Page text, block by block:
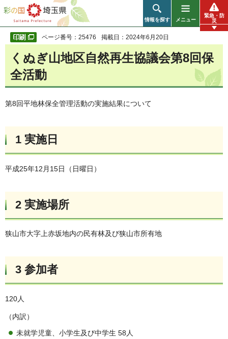
彩の国 埼玉県
情報を探す メニュー
緊急・防
災
ページ番号：25476 掲載日：2024年6月20日
くぬぎ山地区自然再生協議会第8回保
全活動
第8回平地林保全管理活動の実施結果について
1 実施日
平成25年12月15日（日曜日）
2 実施場所
狭山市大字上赤坂地内の民有林及び狭山市所有地
3 参加者
120人
（内訳）
未就学児童、小学生及び中学生 58人